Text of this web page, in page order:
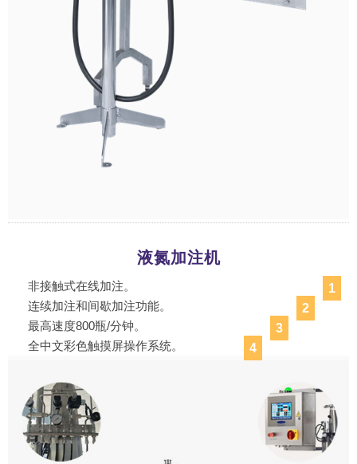
液氮加注机
1
非接触式在线加注。
2
连续加注和间歇加注功能。
3
最高速度800瓶/分钟。
4
全中文彩色触摸屏操作系统。